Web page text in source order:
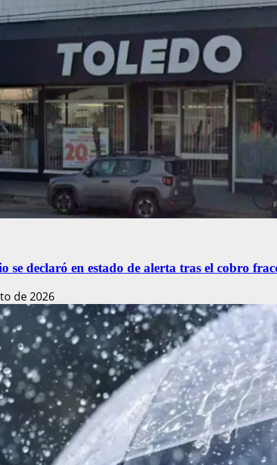
se declaró en estado de alerta tras el cobro
de 2026